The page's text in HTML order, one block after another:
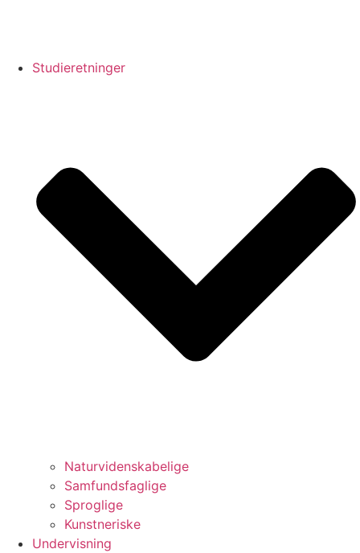
Studieretninger
Naturvidenskabelige
Samfundsfaglige
Sproglige
Kunstneriske
Undervisning